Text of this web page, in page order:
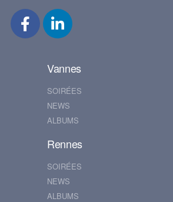
Vannes
SOIRÉES
NEWS
ALBUMS
Rennes
SOIRÉES
NEWS
ALBUMS